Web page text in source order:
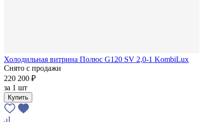
Холодильная витрина Полюс G120 SV 2,0-1 KombiLux
Снято с продажи
220 200 ₽
за 1 шт
Купить